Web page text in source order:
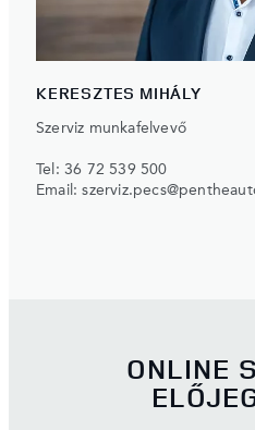
KERESZTES MIHÁLY
Szerviz munkafelvevő
Tel: 36 72 539 500
Email:
ONLINE